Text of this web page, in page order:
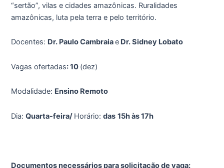
“sertão”, vilas e cidades amazônicas. Ruralidades
amazônicas, luta pela terra e pelo território.
Docentes: Dr. Paulo Cambraiae Dr. Sidney Lobato
Vagas ofertadas: 10 (dez)
Modalidade: Ensino Remoto
Dia:Quarta-feira/ Horário:das 15h às 17h
Documentos necessários para solicitação de vaga: